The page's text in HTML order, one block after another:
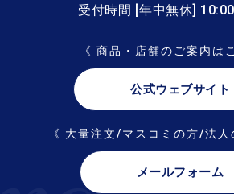
受付時間 [年中無休]
《 商品・店舗のご案内は
公式ウェブサイト
《 大量注文/マスコミの方/法人
メールフォーム